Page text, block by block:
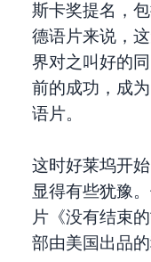
斯卡奖提名，
德语片来说，
界对之叫好的
前的成功，成
语片。
这时好莱坞开
显得有些犹豫
片《没有结束
部由美国出品